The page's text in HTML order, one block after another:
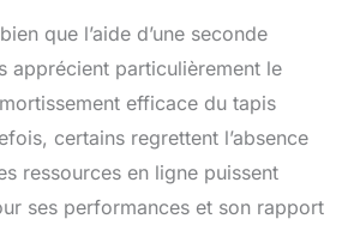
que l’aide d’une seconde
apprécient particulièrement le
efficace du tapis
certains regrettent l’absence
ressources en ligne puissent
ses performances et son rapport